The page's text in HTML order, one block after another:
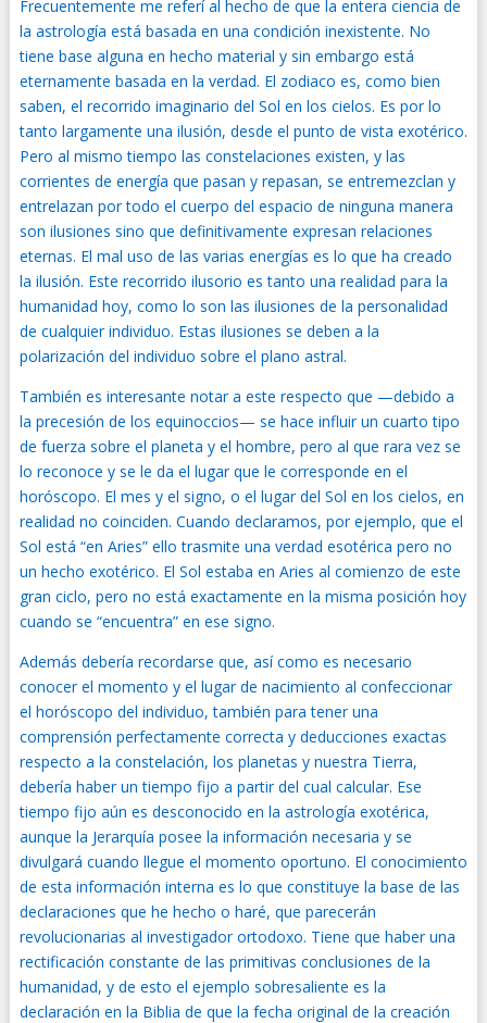
Frecuentemente me referí al hecho de que la entera ciencia de
la astrología está basada en una condición inexistente. No
tiene base alguna en hecho material y sin embargo está
eternamente basada en la verdad. El zodiaco es, como bien
saben, el recorrido imaginario del Sol en los cielos. Es por lo
tanto largamente una ilusión, desde el punto de vista exotérico.
Pero al mismo tiempo las constelaciones existen, y las
corrientes de energía que pasan y repasan, se entremezclan y
entrelazan por todo el cuerpo del espacio de ninguna manera
son ilusiones sino que definitivamente expresan relaciones
eternas. El mal uso de las varias energías es lo que ha creado
la ilusión. Este recorrido ilusorio es tanto una realidad para la
humanidad hoy, como lo son las ilusiones de la personalidad
de cualquier individuo. Estas ilusiones se deben a la
polarización del individuo sobre el plano astral.
También es interesante notar a este respecto que —debido a
la precesión de los equinoccios— se hace influir un cuarto tipo
de fuerza sobre el planeta y el hombre, pero al que rara vez se
lo reconoce y se le da el lugar que le corresponde en el
horóscopo. El mes y el signo, o el lugar del Sol en los cielos, en
realidad no coinciden. Cuando declaramos, por ejemplo, que el
Sol está “en Aries” ello trasmite una verdad esotérica pero no
un hecho exotérico. El Sol estaba en Aries al comienzo de este
gran ciclo, pero no está exactamente en la misma posición hoy
cuando se “encuentra” en ese signo.
Además debería recordarse que, así como es necesario
conocer el momento y el lugar de nacimiento al confeccionar
el horóscopo del individuo, también para tener una
comprensión perfectamente correcta y deducciones exactas
respecto a la constelación, los planetas y nuestra Tierra,
debería haber un tiempo fijo a partir del cual calcular. Ese
tiempo fijo aún es desconocido en la astrología exotérica,
aunque la Jerarquía posee la información necesaria y se
divulgará cuando llegue el momento oportuno. El conocimiento
de esta información interna es lo que constituye la base de las
declaraciones que he hecho o haré, que parecerán
revolucionarias al investigador ortodoxo. Tiene que haber una
rectificación constante de las primitivas conclusiones de la
humanidad, y de esto el ejemplo sobresaliente es la
declaración en la Biblia de que la fecha original de la creación